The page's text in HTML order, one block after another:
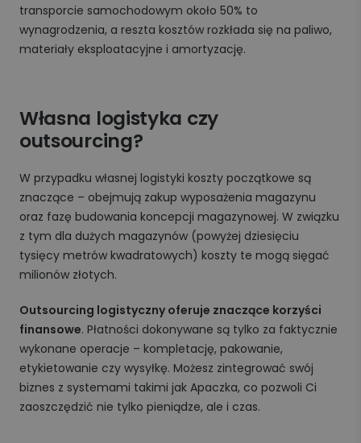
transporcie samochodowym około 50% to
wynagrodzenia, a reszta kosztów rozkłada się na paliwo,
materiały eksploatacyjne i amortyzację.
Własna logistyka czy
outsourcing?
W przypadku własnej logistyki koszty początkowe są
znaczące – obejmują zakup wyposażenia magazynu
oraz fazę budowania koncepcji magazynowej. W związku
z tym dla dużych magazynów (powyżej dziesięciu
tysięcy metrów kwadratowych) koszty te mogą sięgać
milionów złotych.
Outsourcing logistyczny oferuje znaczące korzyści
finansowe. Płatności dokonywane są tylko za faktycznie
wykonane operacje – kompletację, pakowanie,
etykietowanie czy wysyłkę. Możesz zintegrować swój
biznes z systemami takimi jak Apaczka, co pozwoli Ci
zaoszczędzić nie tylko pieniądze, ale i czas.